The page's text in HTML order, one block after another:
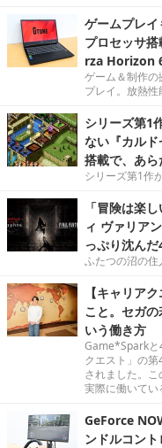
ゲームプレ
プロセッサ
rza Horizon
ゲーム＆制作の
プレイ。放熱性
シリーズ第1
ない『カル
搭載で、あら
シリーズ第1作
「冒険は楽
ィ ヴァリア
っぷり沈ん
ふたつの沼の住
【キャリア
こと。セガ
いう働き方
Game*Sparkと
クエスト」の
されました。
実際に働いてい
GeForce
ンドルコン